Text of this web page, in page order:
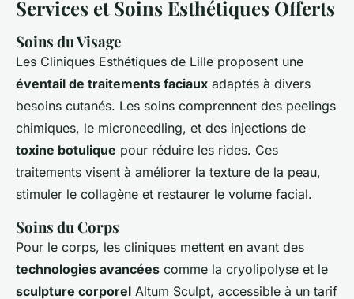
Services et Soins Esthétiques Offerts
Soins du Visage
Les Cliniques Esthétiques de Lille proposent une
éventail de traitements faciaux adaptés à divers
besoins cutanés. Les soins comprennent des peelings
chimiques, le microneedling, et des injections de
toxine botulique pour réduire les rides. Ces
traitements visent à améliorer la texture de la peau,
stimuler le collagène et restaurer le volume facial.
Soins du Corps
Pour le corps, les cliniques mettent en avant des
technologies avancées comme la cryolipolyse et le
sculpture corporel Altum Sculpt, accessible à un tarif